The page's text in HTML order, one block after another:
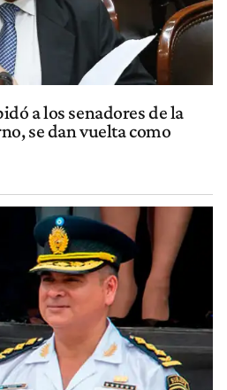
a los senadores de la
se dan vuelta como